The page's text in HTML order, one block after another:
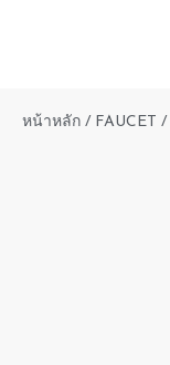
หน้าหลัก / FAUCET /